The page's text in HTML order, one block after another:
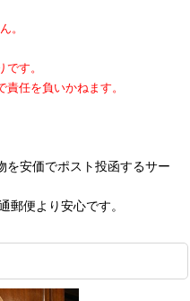
。
す。
任を負いかねます。
を安価でポスト投函するサー
郵便より安心です。